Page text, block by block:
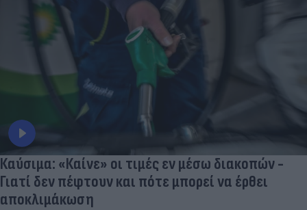
Καύσιμα: «Καίνε» οι τιμές εν μέσω διακοπών -
Γιατί δεν πέφτουν και πότε μπορεί να έρθει
αποκλιμάκωση